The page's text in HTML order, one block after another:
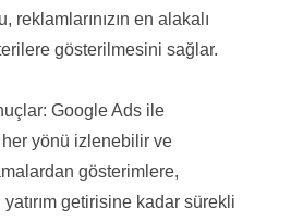
reklamlarınızın en alakalı
gösterilmesini sağlar.
Google Ads ile
her yönü izlenebilir ve
gösterimlere,
getirisine kadar sürekli